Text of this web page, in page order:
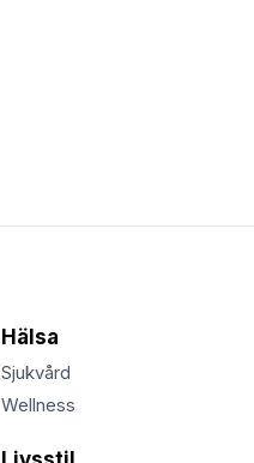
Hälsa
Sjukvård
Wellness